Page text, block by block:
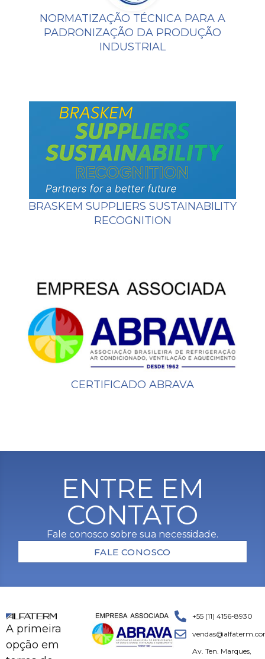
NORMATIZAÇÃO TÉCNICA PARA A
PADRONIZAÇÃO DA PRODUÇÃO
INDUSTRIAL
BRASKEM SUPPLIERS SUSTAINABILITY
RECOGNITION
CERTIFICADO ABRAVA
ENTRE EM
CONTATO
Fale conosco sobre sua necessidade.
FALE CONOSCO
A primeira
opção em
+55 (11) 4156-8930
Av. Ten. Marques,